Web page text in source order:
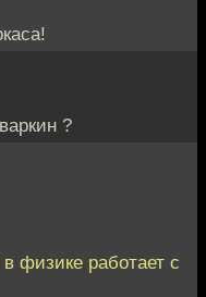
?
физике работает с